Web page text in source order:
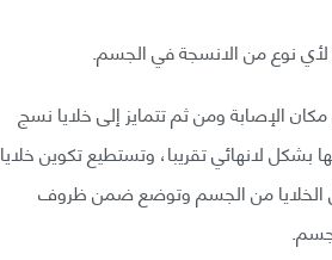
لأي نوع من الانسجة في الجسم.
مكان الإصابة ومن ثم تتمايز إلى خلايا نسج
لانهائي تقريبا، وتستطيع تكوين خلايا
الخلايا من الجسم وتوضع ضمن ظروف